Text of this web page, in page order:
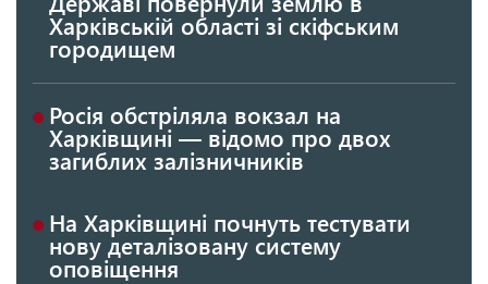
Харківській області зі скіфським
городищем
Росія обстріляла вокзал на
Харківщині — відомо про двох
загиблих залізничників
На Харківщині почнуть тестувати
нову деталізовану систему
оповіщення